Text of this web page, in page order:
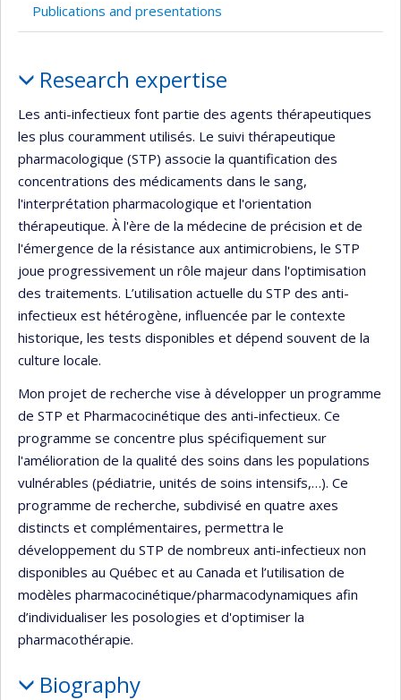
Publications and presentations
Research expertise
Les anti-infectieux font partie des agents thérapeutiques
les plus couramment utilisés. Le suivi thérapeutique
pharmacologique (STP) associe la quantification des
concentrations des médicaments dans le sang,
l'interprétation pharmacologique et l'orientation
thérapeutique. À l'ère de la médecine de précision et de
l'émergence de la résistance aux antimicrobiens, le STP
joue progressivement un rôle majeur dans l'optimisation
des traitements. L’utilisation actuelle du STP des anti-
infectieux est hétérogène, influencée par le contexte
historique, les tests disponibles et dépend souvent de la
culture locale.
Mon projet de recherche vise à développer un programme
de STP et Pharmacocinétique des anti-infectieux. Ce
programme se concentre plus spécifiquement sur
l'amélioration de la qualité des soins dans les populations
vulnérables (pédiatrie, unités de soins intensifs,…). Ce
programme de recherche, subdivisé en quatre axes
distincts et complémentaires, permettra le
développement du STP de nombreux anti-infectieux non
disponibles au Québec et au Canada et l’utilisation de
modèles pharmacocinétique/pharmacodynamiques afin
d’individualiser les posologies et d'optimiser la
pharmacothérapie.
Biography